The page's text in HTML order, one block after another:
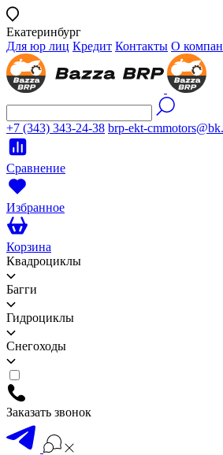
Екатеринбург
Для юр лиц Кредит Контакты О
+7 (343) 343-24-38 brp-ekt-
Сравнение
Избранное
Корзина
Квадроциклы
Багги
Гидроциклы
Снегоходы
Заказать звонок